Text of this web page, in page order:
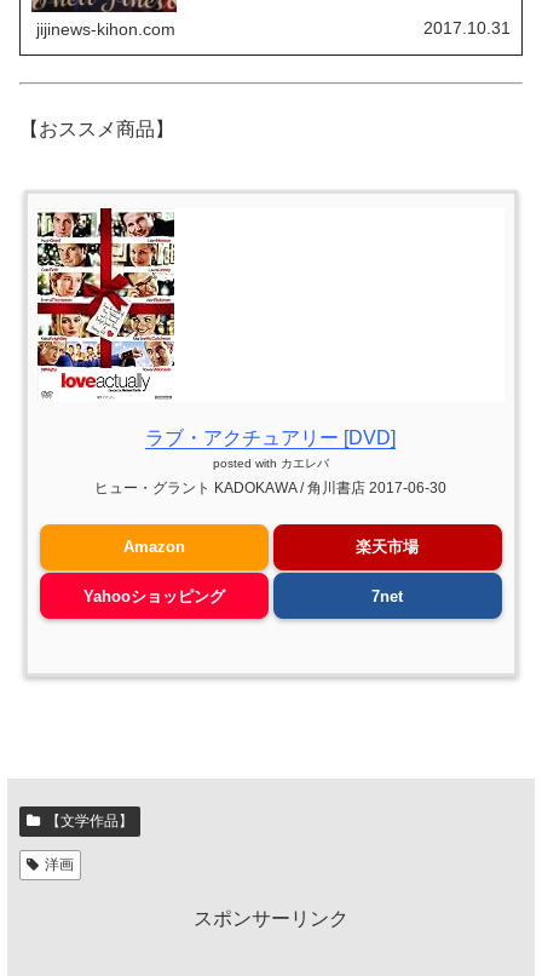
jijinews-kihon.com 2017.10.31
【おススメ商品】
ラブ・アクチュアリー [DVD]
posted with カエレバ
ヒュー・グラント KADOKAWA / 角川書店 2017-06-30
Amazon 楽天市場
Yahooショッピング 7net
【文学作品】
洋画
スポンサーリンク